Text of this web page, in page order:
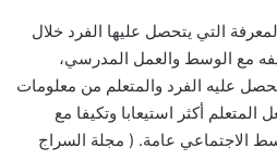
التي يتحصل عليها الفرد خلال
مع الوسط والعمل المدرسي،
عليه الفرد والمتعلم من معلومات
أكثر استيعابا وتكيفا مع
الاجتماعي عامة. ( مجلة السراج